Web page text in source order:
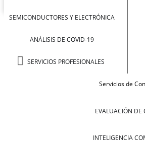
SEMICONDUCTORES Y ELECTRÓNICA
ANÁLISIS DE COVID-19
SERVICIOS PROFESIONALES
Servicios de
EVALUACIÓN DE
INTELIGENCIA